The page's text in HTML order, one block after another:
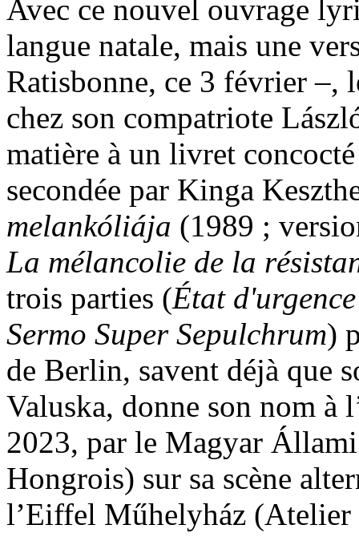
Avec ce nouvel ouvrage
langue natale, mais une
Ratisbonne, ce 3 février –,
chez son compatriote
matière à un livret
secondée par Kinga
melankóliája (1989 ;
La mélancolie de la
trois parties (État d'urgence
Sermo Super Sepulchrum)
de Berlin, savent déjà que
Valuska, donne son nom à
2023, par le Magyar
Hongrois) sur sa scène
l’Eiffel Műhelyház